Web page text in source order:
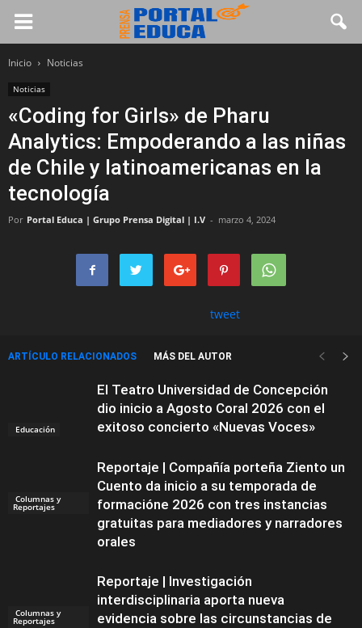
Inicio Noticias
Noticias
«Coding for Girls» de Pharu
Analytics: Empoderando a las niñas
de Chile y latinoamericanas en la
tecnología
Por Portal Educa | Grupo Prensa Digital | I.V - marzo 4, 2024
tweet
ARTÍCULO RELACIONADOS MÁS DEL AUTOR
Educación
El Teatro Universidad de Concepción
dio inicio a Agosto Coral 2026 con el
exitoso concierto «Nuevas Voces»
Columnas y
Reportajes
Reportaje | Compañía porteña Ziento un
Cuento da inicio a su temporada de
formacióne 2026 con tres instancias
gratuitas para mediadores y narradores
orales
Columnas y
Reportajes
Reportaje | Investigación
interdisciplinaria aporta nueva
evidencia sobre las circunstancias de